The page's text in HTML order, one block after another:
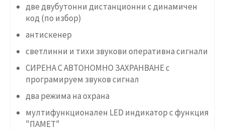
две двубутонни дистанционни с динамичен
код (по избор)
антискенер
светлинни и тихи звукови оперативнa сигнали
СИРЕНА С АВТОНОМНО ЗАХРАНВАНЕ с
програмируем звуков сигнал
два режима на охрана
мултифункционален LED индикатор с функция
"ПАМЕТ"